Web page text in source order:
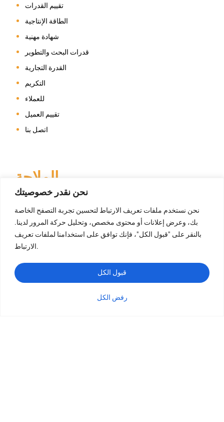
نحن نقدر خصوصيتك
نحن نستخدم ملفات تعريف الارتباط لتحسين تجربة التصفح الخاصة
بك، وعرض إعلانات أو محتوى مخصص، وتحليل حركة المرور لدينا.
بالنقر على "قبول الكل"، فإنك توافق على استخدامنا لملفات تعريف
الارتباط.
رفض الكل
قبول الكل
تقييم القدرات
الطاقة الإنتاجية
شهادة مهنية
قدرات البحث والتطوير
القدرة التجارية
التكريم
للعملاء
تقييم العميل
اتصل بنا
الملاحة
طباعة الكتب
طباعة الكتب ذات الغلاف المقوى
طباعة الكتب بغلاف ورقي ورقي الورق
طباعة الكتاب اللوحي